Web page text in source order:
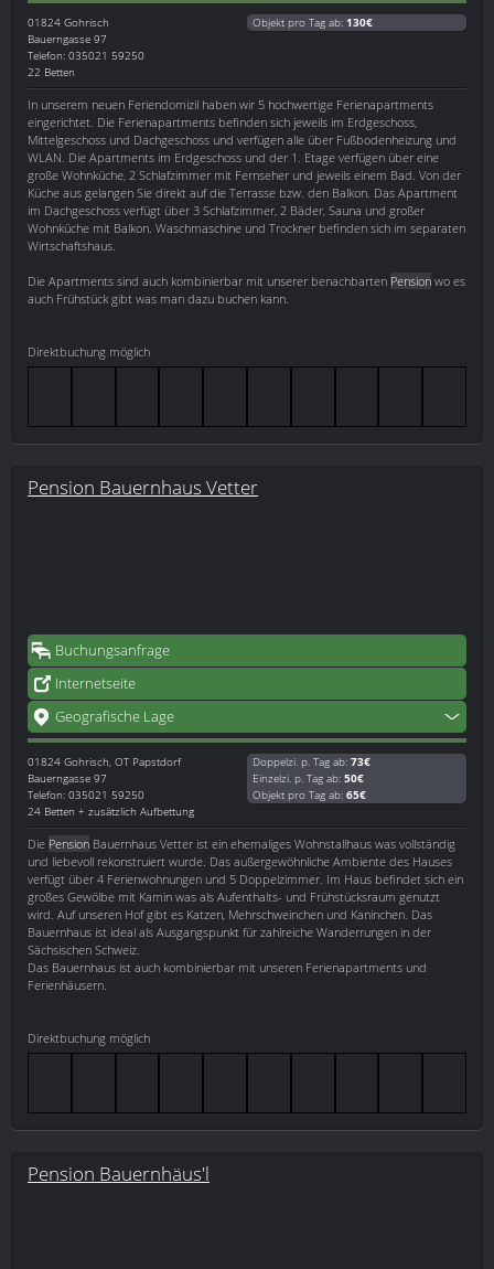
01824 Gohrisch
Bauerngasse 97
Telefon: 035021 59250
22 Betten
Objekt pro Tag ab: 130€
In unserem neuen Feriendomizil haben wir 5 hochwertige Ferienapartments
eingerichtet. Die Ferienapartments befinden sich jeweils im Erdgeschoss,
Mittelgeschoss und Dachgeschoss und verfügen alle über Fußbodenheizung und
WLAN. Die Apartments im Erdgeschoss und der 1. Etage verfügen über eine
große Wohnküche, 2 Schlafzimmer mit Fernseher und jeweils einem Bad. Von der
Küche aus gelangen Sie direkt auf die Terrasse bzw. den Balkon. Das Apartment
im Dachgeschoss verfügt über 3 Schlafzimmer, 2 Bäder, Sauna und großer
Wohnküche mit Balkon. Waschmaschine und Trockner befinden sich im separaten
Wirtschaftshaus.
Die Apartments sind auch kombinierbar mit unserer benachbarten Pension wo es
auch Frühstück gibt was man dazu buchen kann.
Direktbuchung möglich
Pension Bauernhaus Vetter
Buchungsanfrage
Internetseite
Geografische Lage
01824 Gohrisch, OT Papstdorf
Bauerngasse 97
Telefon: 035021 59250
24 Betten + zusätzlich Aufbettung
Doppelzi. p. Tag ab: 73€
Einzelzi. p. Tag ab: 50€
Objekt pro Tag ab: 65€
Die Pension Bauernhaus Vetter ist ein ehemaliges Wohnstallhaus was vollständig
und liebevoll rekonstruiert wurde. Das außergewöhnliche Ambiente des Hauses
verfügt über 4 Ferienwohnungen und 5 Doppelzimmer. Im Haus befindet sich ein
großes Gewölbe mit Kamin was als Aufenthalts- und Frühstücksraum genutzt
wird. Auf unseren Hof gibt es Katzen, Mehrschweinchen und Kaninchen. Das
Bauernhaus ist ideal als Ausgangspunkt für zahlreiche Wanderrungen in der
Sächsischen Schweiz.
Das Bauernhaus ist auch kombinierbar mit unseren Ferienapartments und
Ferienhäusern.
Direktbuchung möglich
Pension Bauernhäus'l